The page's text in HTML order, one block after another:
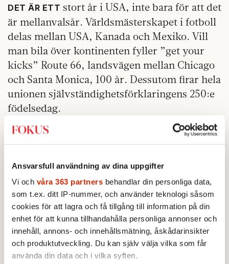
Ansvarsfull användning av dina uppgifter
Vi och våra 363 partners behandlar din personliga data,
som t.ex. ditt IP-nummer, och använder teknologi såsom
cookies för att lagra och få tillgång till information på din
enhet för att kunna tillhandahålla personliga annonser och
innehåll, annons- och innehållsmätning, åskådarinsikter
och produktutveckling. Du kan själv välja vilka som får
använda din data och i vilka syften.
DET ÄR ETT stort år i USA, inte bara för att det
är mellanvalsår. Världsmästerskapet i fotboll
delas mellan USA, Kanada och Mexiko. Vill
man bila över kontinenten fyller ”get your
kicks” Route 66, landsvägen mellan Chicago
och Santa Monica, 100 år. Dessutom firar hela
unionen självständighetsförklaringens 250:e
födelsedag.
Det är en trippel i turism, som borde vara
svårslagen. Men turismen till USA faller.
till USA med mellan 5 och 6 procent,
samtidigt som den internationella turismen
globalt växte med 4 procent. Sedan strax före
sekelskiftet har den amerikanska andelen av
inkommande utländsk turism nästan
halverats.